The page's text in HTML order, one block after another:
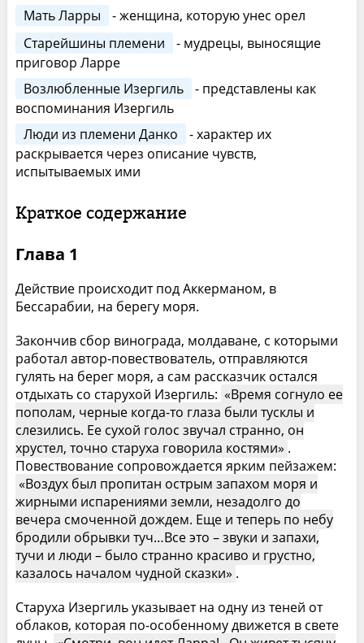
Мать Ларры
- женщина, которую унес орел
Старейшины племени
- мудрецы, выносящие
приговор Ларре
Возлюбленные Изергиль
- представлены как
воспоминания Изергиль
Люди из племени Данко
- характер их
раскрывается через описание чувств,
испытываемых ими
Краткое содержание
Глава 1
Действие происходит под Аккерманом, в
Бессарабии, на берегу моря.
Закончив сбор винограда, молдаване, с которыми
работал автор-повествователь, отправляются
гулять на берег моря, а сам рассказчик остался
отдыхать со старухой Изергиль:
Время согнуло ее
пополам, черные когда-то глаза были тусклы и
слезились. Ее сухой голос звучал странно, он
хрустел, точно старуха говорила костями
.
Повествование сопровождается ярким пейзажем:
Воздух был пропитан острым запахом моря и
жирными испарениями земли, незадолго до
вечера смоченной дождем. Еще и теперь по небу
бродили обрывки туч…Все это – звуки и запахи,
тучи и люди – было странно красиво и грустно,
казалось началом чудной сказки
.
Старуха Изергиль указывает на одну из теней от
облаков, которая по-особенному движется в свете